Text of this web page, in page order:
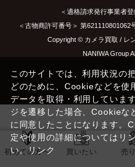
初めての方へ 買いたい 売
＜適格請求発行事業者
＜古物商許可番号＞ 第
Copyright © カメラ買取 / レ
NANIWA Group
このサイトでは、利用状況の
どのために、Cookieなどを使
データを取得・利用していま
ジを遷移した場合、Cookieな
に同意したことになります。
定や使用の詳細についてはリ
い。リンク